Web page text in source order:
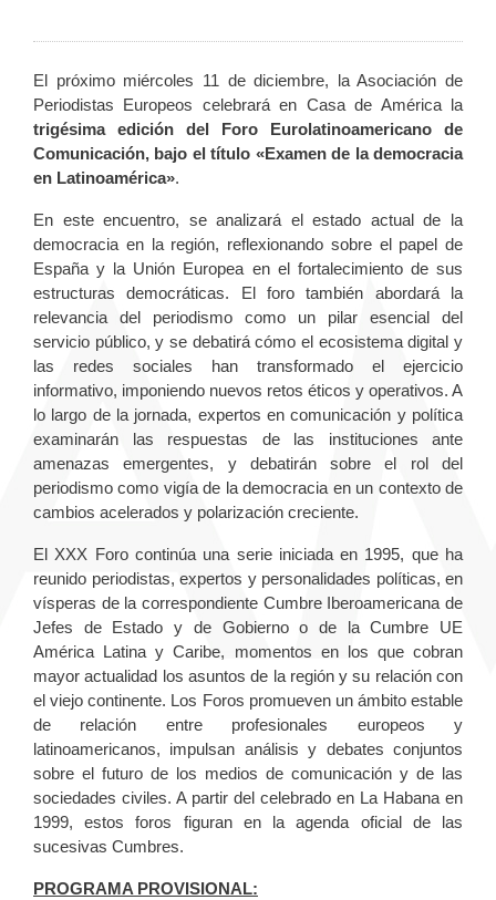
El próximo miércoles 11 de diciembre, la Asociación de
Periodistas Europeos celebrará en Casa de América la
trigésima edición del Foro Eurolatinoamericano de
Comunicación, bajo el título «Examen de la democracia
en Latinoamérica».
En este encuentro, se analizará el estado actual de la
democracia en la región, reflexionando sobre el papel de
España y la Unión Europea en el fortalecimiento de sus
estructuras democráticas. El foro también abordará la
relevancia del periodismo como un pilar esencial del
servicio público, y se debatirá cómo el ecosistema digital y
las redes sociales han transformado el ejercicio
informativo, imponiendo nuevos retos éticos y operativos. A
lo largo de la jornada, expertos en comunicación y política
examinarán las respuestas de las instituciones ante
amenazas emergentes, y debatirán sobre el rol del
periodismo como vigía de la democracia en un contexto de
cambios acelerados y polarización creciente.
El XXX Foro continúa una serie iniciada en 1995, que ha
reunido periodistas, expertos y personalidades políticas, en
vísperas de la correspondiente Cumbre Iberoamericana de
Jefes de Estado y de Gobierno o de la Cumbre UE
América Latina y Caribe, momentos en los que cobran
mayor actualidad los asuntos de la región y su relación con
el viejo continente. Los Foros promueven un ámbito estable
de relación entre profesionales europeos y
latinoamericanos, impulsan análisis y debates conjuntos
sobre el futuro de los medios de comunicación y de las
sociedades civiles. A partir del celebrado en La Habana en
1999, estos foros figuran en la agenda oficial de las
sucesivas Cumbres.
PROGRAMA PROVISIONAL: